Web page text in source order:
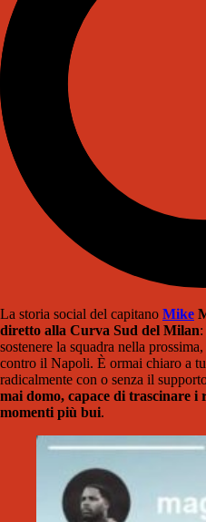
La storia social del capitano Mike
diretto alla Curva Sud del Milan
sostenere la squadra nella
contro il Napoli. È ormai chiaro a
radicalmente con o senza il
mai domo, capace di trascinare
momenti più bui.